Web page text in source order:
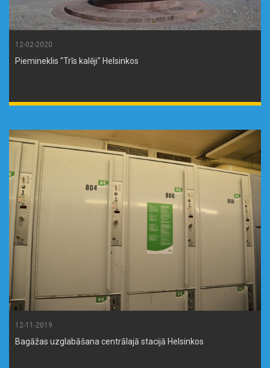
12-02-2020
Piemineklis "Trīs kalēji" Helsinkos
12-11-2019
Bagāžas uzglabāšana centrālajā stacijā Helsinkos